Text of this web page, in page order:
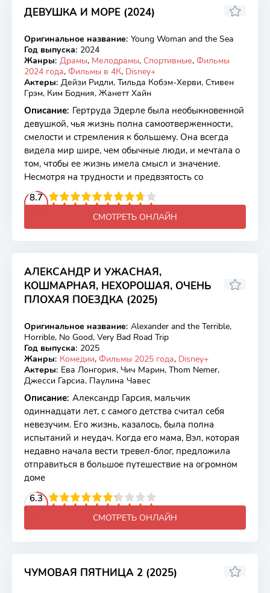
ДЕВУШКА И МОРЕ (2024)
WEB-DL
7.82 7.5
Оригинальное название: Young Woman and the Sea
Год выпуска: 2024
Жанры: Драмы, Мелодрамы, Спортивные, Фильмы
2024 года, Фильмы в 4К, Disney+
Актеры: Дейзи Ридли, Тильда Кобэм-Херви, Стивен
Грэм, Ким Бодния, Жанетт Хайн
Описание: Гертруда Эдерле была необыкновенной
девушкой, чья жизнь полна самоотверженности,
смелости и стремления к большему. Она всегда
видела мир шире, чем обычные люди, и мечтала о
том, чтобы ее жизнь имела смысл и значение.
Несмотря на трудности и предвзятость со
8.7
4 5 6 7 8 9 10
СМОТРЕТЬ ОНЛАЙН
АЛЕКСАНДР И УЖАСНАЯ,
КОШМАРНАЯ, НЕХОРОШАЯ, ОЧЕНЬ
ПЛОХАЯ ПОЕЗДКА (2025)
WEB-DL
5
Оригинальное название: Alexander and the Terrible,
Horrible, No Good, Very Bad Road Trip
Год выпуска: 2025
Жанры: Комедии, Фильмы 2025 года, Disney+
Актеры: Ева Лонгория, Чич Марин, Thom Nemer,
Джесси Гарсиа, Паулина Чавес
Описание: Александр Гарсия, мальчик
одиннадцати лет, с самого детства считал себя
невезучим. Его жизнь, казалось, была полна
испытаний и неудач. Когда его мама, Вэл, которая
недавно начала вести тревел-блог, предложила
отправиться в большое путешествие на огромном
доме
6.3
4 5 6 7 8 9 10
СМОТРЕТЬ ОНЛАЙН
ЧУМОВАЯ ПЯТНИЦА 2 (2025)